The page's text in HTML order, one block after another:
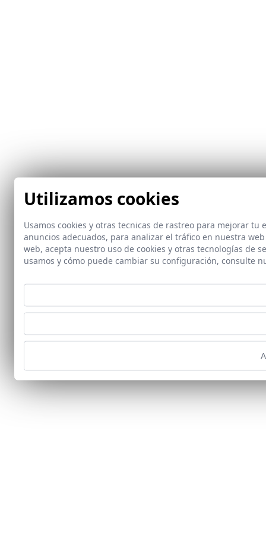
Utilizamos cookies
Usamos cookies y otras tecnicas de rastreo para mejorar
anuncios adecuados, para analizar el tráfico en nuestra
web, acepta nuestro uso de cookies y otras tecnologías de
usamos y cómo puede cambiar su configuración, consulte